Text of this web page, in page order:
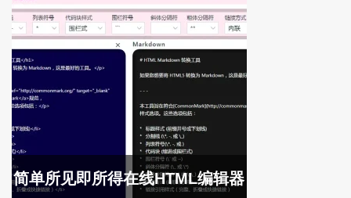
简单所见即所得在线HTML编辑器